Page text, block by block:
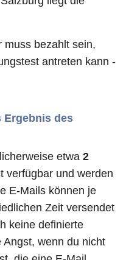
muss bezahlt sein,
antreten kann -
Ergebnis des
etwa 2
verfügbar und werden
E-Mails können je
Zeit versendet
keine definierte
Angst, wenn du nicht